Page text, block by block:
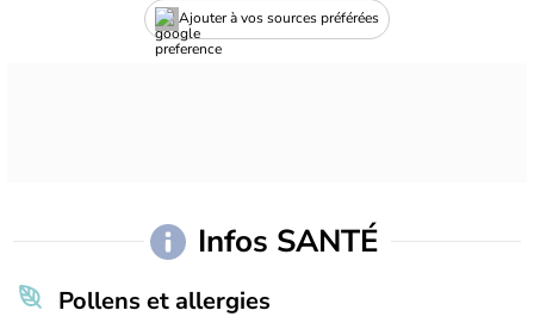
Ajouter à vos sources préférées
Infos SANTÉ
Pollens et allergies